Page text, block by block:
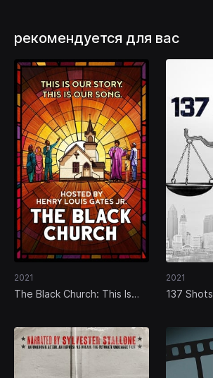
рекомендуется для вас
2021
The Black Church: This Is
2021
137 Shots